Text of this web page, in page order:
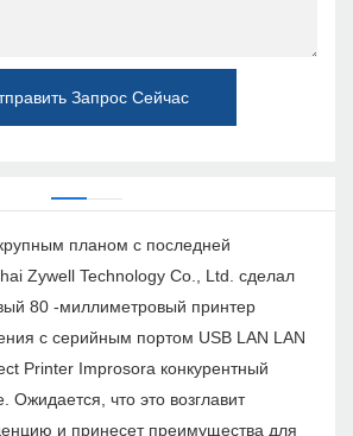
Запрос Сейчас
планом с последней
Zywell Technology Co., Ltd. сделал
80 -миллиметровый принтер
с серийным портом USB LAN LAN
Printer Improsora конкурентный
Ожидается, что это возглавит
и принесет преимущества для